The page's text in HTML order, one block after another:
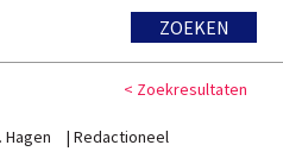
ZOEKEN
< Zoekresultaten
Hagen Redactioneel